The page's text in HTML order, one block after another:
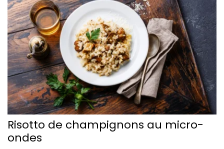
Risotto de champignons au micro-
ondes